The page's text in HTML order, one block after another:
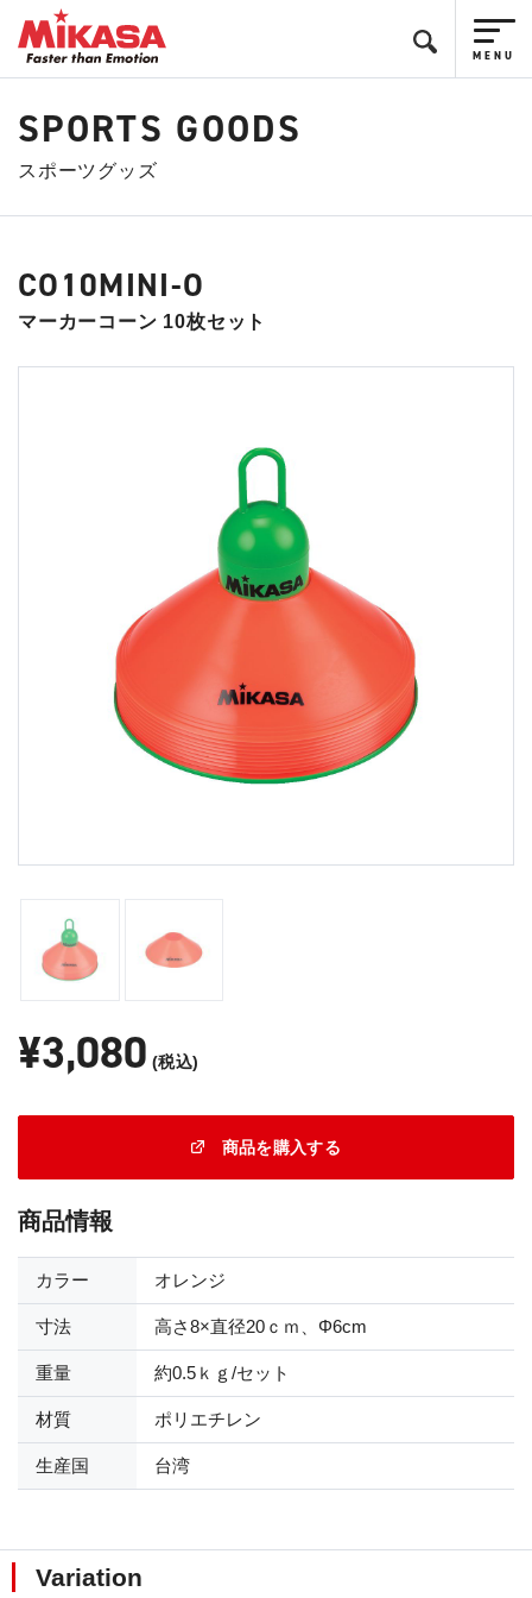
SPORTS GOODS
スポーツグッズ
CO10MINI-O
マーカーコーン 10枚セット
¥3,080 (税込)
商品を購入する
商品情報
カラー オレンジ
寸法 高さ8×直径20ｃｍ、Φ6cm
重量 約0.5ｋｇ/セット
材質 ポリエチレン
生産国 台湾
Variation